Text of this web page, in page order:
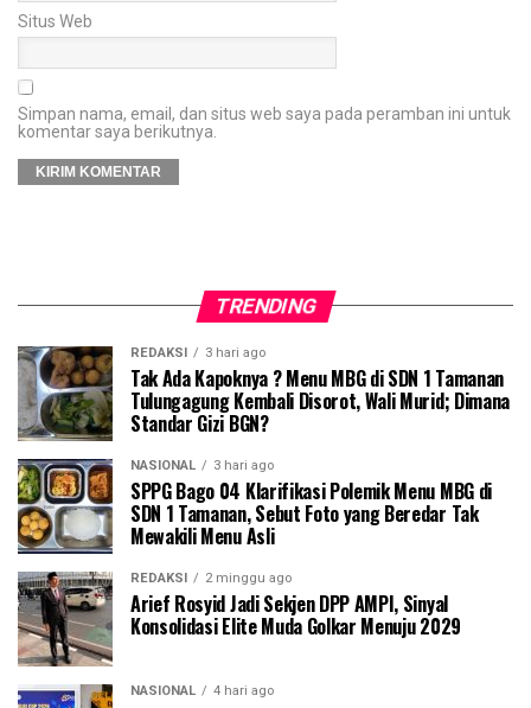
Situs Web
Simpan nama, email, dan situs web saya pada peramban ini untuk
komentar saya berikutnya.
TRENDING
REDAKSI 3 hari ago
Tak Ada Kapoknya ? Menu MBG di SDN 1 Tamanan
Tulungagung Kembali Disorot, Wali Murid; Dimana
Standar Gizi BGN?
NASIONAL 3 hari ago
SPPG Bago 04 Klarifikasi Polemik Menu MBG di
SDN 1 Tamanan, Sebut Foto yang Beredar Tak
Mewakili Menu Asli
REDAKSI 2 minggu ago
Arief Rosyid Jadi Sekjen DPP AMPI, Sinyal
Konsolidasi Elite Muda Golkar Menuju 2029
NASIONAL 4 hari ago